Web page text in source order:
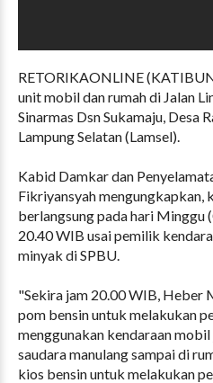
RETORIKAONLINE
unit mobil dan rumah di Jalan
Sinarmas Dsn Sukamaju, Desa
Lampung Selatan (Lamsel).
Kabid Damkar dan
Fikriyansyah mengungkapkan,
berlangsung pada hari
20.40 WIB usai pemilik
minyak di SPBU.
"Sekira jam 20.00 WIB, Heber
pom bensin untuk melakukan
menggunakan kendaraan
saudara manulang sampai di
kios bensin untuk melakukan